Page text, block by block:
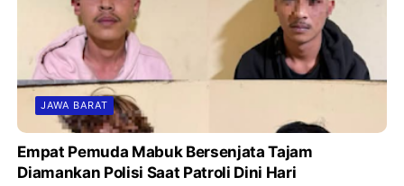
JAWA BARAT
Empat Pemuda Mabuk Bersenjata Tajam
Diamankan Polisi Saat Patroli Dini Hari